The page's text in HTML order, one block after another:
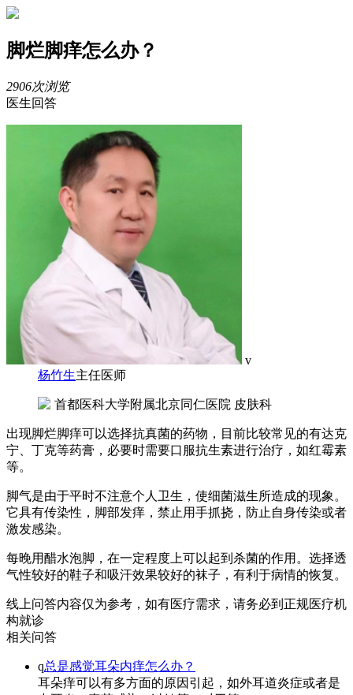
脚烂脚痒怎么办？
2906次浏览
医生回答
v
杨竹生主任医师
首都医科大学附属北京同仁医院 皮肤科
出现脚烂脚痒可以选择抗真菌的药物，目前比较常见的有达克
宁、丁克等药膏，必要时需要口服抗生素进行治疗，如红霉素
等。
脚气是由于平时不注意个人卫生，使细菌滋生所造成的现象。
它具有传染性，脚部发痒，禁止用手抓挠，防止自身传染或者
激发感染。
每晚用醋水泡脚，在一定程度上可以起到杀菌的作用。选择透
气性较好的鞋子和吸汗效果较好的袜子，有利于病情的恢复。
线上问答内容仅为参考，如有医疗需求，请务必到正规医疗机
构就诊
相关问答
q总是感觉耳朵内痒怎么办？
耳朵痒可以有多方面的原因引起，如外耳道炎症或者是